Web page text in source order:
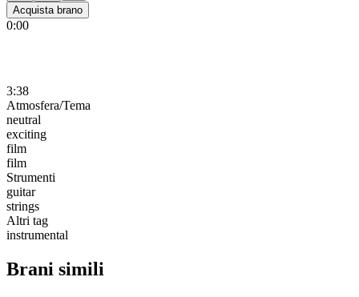
Acquista brano
0:00
3:38
Atmosfera/Tema
neutral
exciting
film
film
Strumenti
guitar
strings
Altri tag
instrumental
Brani simili